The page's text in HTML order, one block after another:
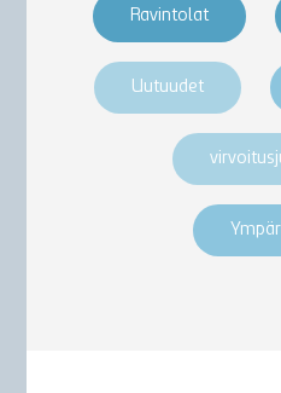
Ravintolat
Uutuudet